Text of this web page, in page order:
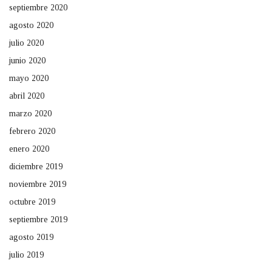
septiembre 2020
agosto 2020
julio 2020
junio 2020
mayo 2020
abril 2020
marzo 2020
febrero 2020
enero 2020
diciembre 2019
noviembre 2019
octubre 2019
septiembre 2019
agosto 2019
julio 2019